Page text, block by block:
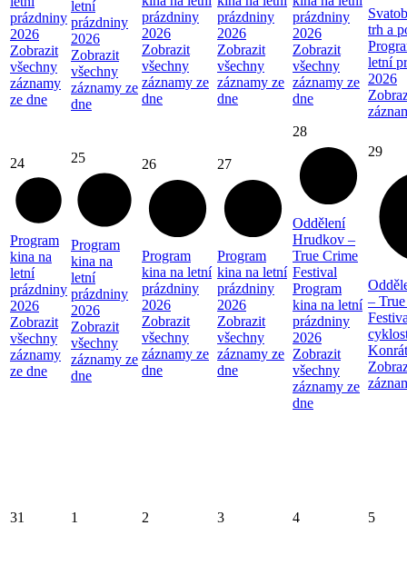
prázdniny
2026
Zobrazit
všechny
záznamy
ze dne
letní
prázdniny
2026
Zobrazit
všechny
záznamy ze
dne
prázdniny
2026
Zobrazit
všechny
záznamy ze
dne
prázdniny
2026
Zobrazit
všechny
záznamy ze
dne
prázdniny
2026
Zobrazit
všechny
záznamy ze
dne
trh a
letní
2026
24
Program
kina na
letní
prázdniny
2026
Zobrazit
všechny
záznamy
ze dne
25
Program
kina na
letní
prázdniny
2026
Zobrazit
všechny
záznamy ze
dne
26
Program
kina na letní
prázdniny
2026
Zobrazit
všechny
záznamy ze
dne
27
Program
kina na letní
prázdniny
2026
Zobrazit
všechny
záznamy ze
dne
28
Oddělení
Hrudkov –
True Crime
Festival
Program
kina na letní
prázdniny
2026
Zobrazit
všechny
záznamy ze
dne
29
–
31 1 2 3 4 5